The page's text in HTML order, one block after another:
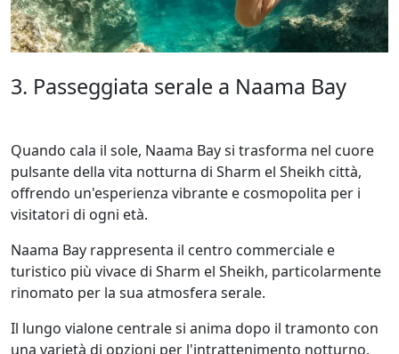
3. Passeggiata serale a Naama Bay
Quando cala il sole, Naama Bay si trasforma nel cuore
pulsante della vita notturna di Sharm el Sheikh città,
offrendo un'esperienza vibrante e cosmopolita per i
visitatori di ogni età.
Naama Bay rappresenta il centro commerciale e
turistico più vivace di Sharm el Sheikh, particolarmente
rinomato per la sua atmosfera serale.
Il lungo vialone centrale si anima dopo il tramonto con
una varietà di opzioni per l'intrattenimento notturno.